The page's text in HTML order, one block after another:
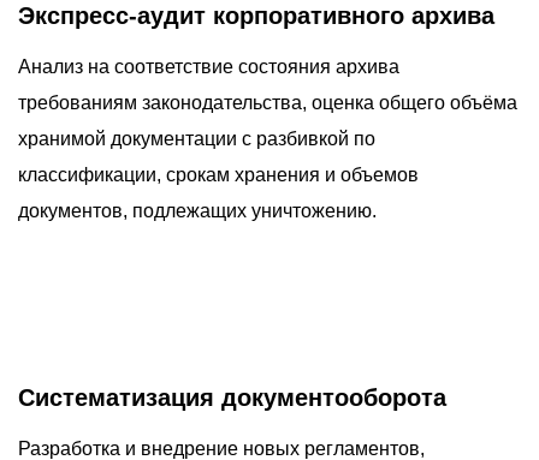
Экспресс-аудит корпоративного архива
Анализ на соответствие состояния архива
требованиям законодательства, оценка общего объёма
хранимой документации с разбивкой по
классификации, срокам хранения и объемов
документов, подлежащих уничтожению.
Систематизация документооборота
Разработка и внедрение новых регламентов,